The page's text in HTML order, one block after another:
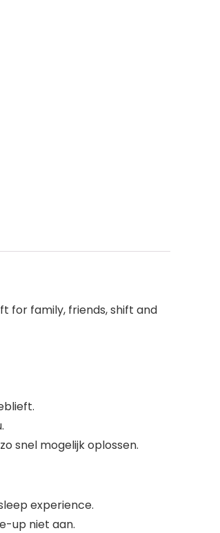
for family, friends, shift and
snel mogelijk oplossen.
experience.
up niet aan.